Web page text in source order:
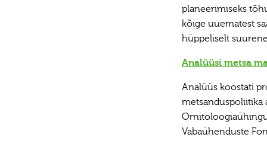
planeerimiseks
kõige uuematest
hüppeliselt
Analüüsi metsa
Analüüs koostati
metsanduspoliitika
Vabaühenduste